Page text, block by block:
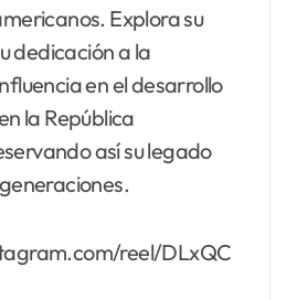
Explora su
dedicación a la
en el desarrollo
la República
así su legado
reel/DLxQC